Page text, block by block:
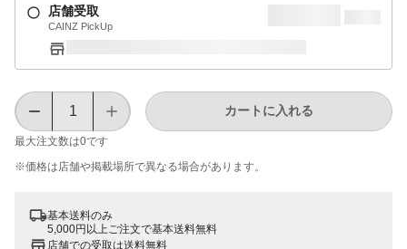
店舗受取
CAINZ PickUp
最大注文数は0です
カートに入れる
※価格は​店舗や​掲載場所で​異なる​場合が​あります。
基本送料のみ
5,000円以上ご注文で基本送料無料
店舗での受取は送料無料